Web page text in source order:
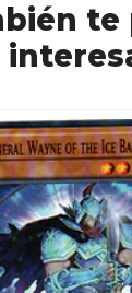
te